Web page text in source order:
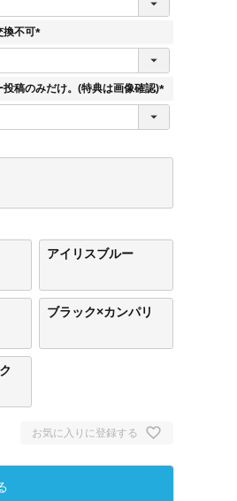
換不可
(
須
稿のみだけ。(特典は画像確認)
(
)
アイリスブルー
ブラック×カンパリ
お気に入りに登録する